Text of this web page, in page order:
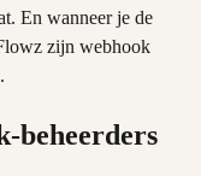
En wanneer je de
zijn webhook
beheerders